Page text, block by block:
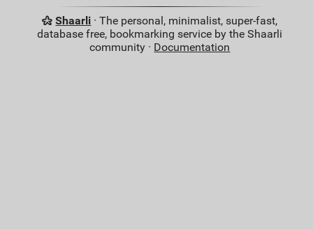
Shaarli · The personal, minimalist, super-fast,
database free, bookmarking service by the Shaarli
community · Documentation